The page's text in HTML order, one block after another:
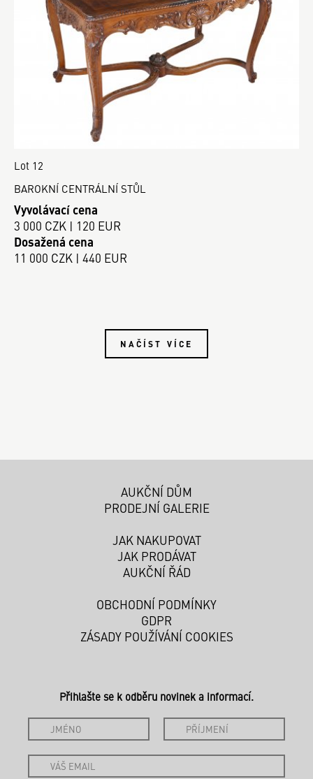
Lot 12
BAROKNÍ CENTRÁLNÍ STŮL
Vyvolávací cena
3 000 CZK | 120 EUR
Dosažená cena
11 000 CZK | 440 EUR
NAČÍST VÍCE
AUKČNÍ DŮM
PRODEJNÍ GALERIE
JAK NAKUPOVAT
JAK PRODÁVAT
AUKČNÍ ŘÁD
OBCHODNÍ PODMÍNKY
GDPR
ZÁSADY POUŽÍVÁNÍ COOKIES
Přihlašte se k odběru novinek a informací.